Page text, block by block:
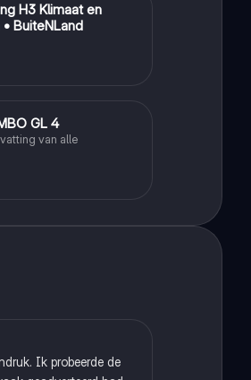
H3 Klimaat en
BuiteNLand
GL 4
van alle
Ik probeerde de